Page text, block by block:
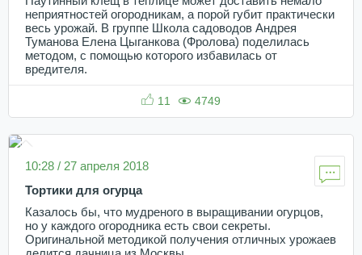
неприятностей огородникам, а порой губит практически
весь урожай. В группе Школа садоводов Андрея
Туманова Елена Цыганкова (Фролова) поделилась
методом, с помощью которого избавилась от
вредителя.
11 4749
10:28 / 27 апреля 2018
Тортики для огурца
Казалось бы, что мудреного в выращивании огурцов,
но у каждого огородника есть свои секреты.
Оригинальной методикой получения отличных урожаев